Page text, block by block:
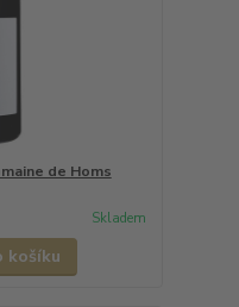
de Homs
Skladem
košíku